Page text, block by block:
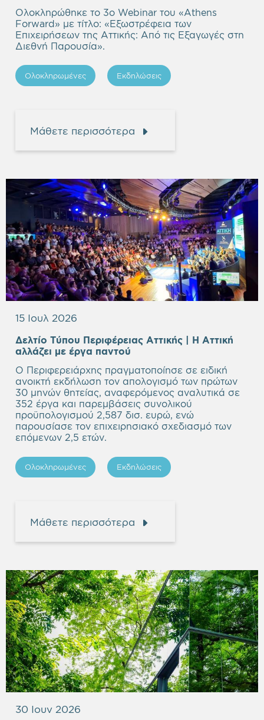
Ολοκληρώθηκε το 3ο Webinar του «Athens
Forward» με τίτλο: «Εξωστρέφεια των
Επιχειρήσεων της Αττικής: Από τις Εξαγωγές στη
Διεθνή Παρουσία».
Ολοκληρωμένες Εκδηλώσεις
Μάθετε περισσότερα
15 Ιουλ 2026
Δελτίο Τύπου Περιφέρειας Αττικής | Η Αττική
αλλάζει με έργα παντού
Ο Περιφερειάρχης πραγματοποίησε σε ειδική
ανοικτή εκδήλωση τον απολογισμό των πρώτων
30 μηνών θητείας, αναφερόμενος αναλυτικά σε
352 έργα και παρεμβάσεις συνολικού
προϋπολογισμού 2,587 δισ. ευρώ, ενώ
παρουσίασε τον επιχειρησιακό σχεδιασμό των
επόμενων 2,5 ετών.
Ολοκληρωμένες Εκδηλώσεις
Μάθετε περισσότερα
30 Ιουν 2026